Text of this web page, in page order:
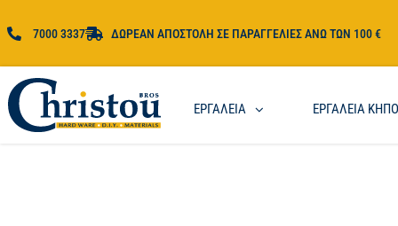
7000 3337 ΔΩΡΕΑΝ ΑΠΟΣΤΟΛΗ ΣΕ ΠΑΡΑΓΓΕΛΙΕΣ ΑΝΩ ΤΩΝ 100 €
ΕΡΓΑΛΕΙΑ ΕΡΓΑΛΕΙΑ